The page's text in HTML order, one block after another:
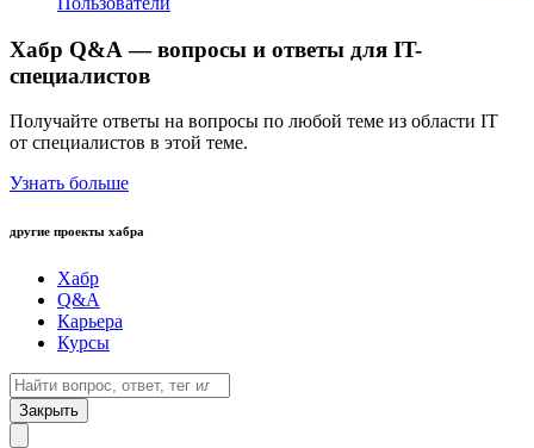
Хабр Q&A — вопросы и ответы для IT-
специалистов
Получайте ответы на вопросы по любой теме из области IT
от специалистов в этой теме.
Узнать больше
другие проекты хабра
Хабр
Q&A
Карьера
Курсы
Закрыть